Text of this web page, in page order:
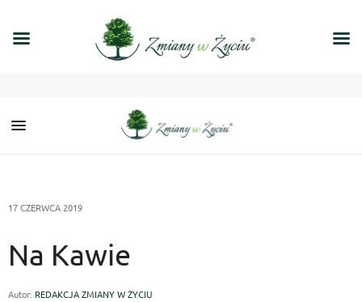
17 CZERWCA 2019
Na Kawie
Autor: REDAKCJA ZMIANY W ŻYCIU